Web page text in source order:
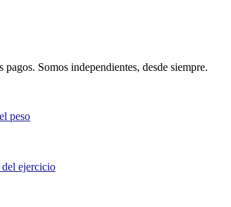
Somos independientes, desde siempre.
peso
ejercicio